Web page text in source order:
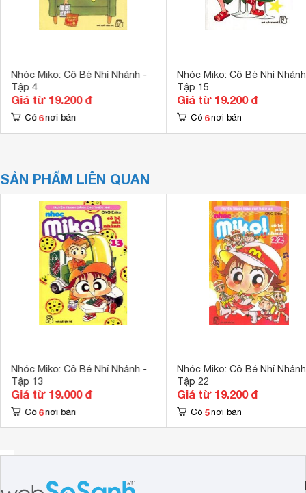
Nhóc Miko: Cô Bé Nhí Nhảnh -
Tập 4
Giá từ 19.200 đ
Có 6 nơi bán
Nhóc Miko: Cô Bé Nhí
Tập 15
Giá từ 19.200 đ
Có 6 nơi bán
SẢN PHẨM LIÊN QUAN
Nhóc Miko: Cô Bé Nhí Nhảnh -
Tập 13
Giá từ 19.000 đ
Có 6 nơi bán
Nhóc Miko: Cô Bé Nhí
Tập 22
Giá từ 19.200 đ
Có 5 nơi bán